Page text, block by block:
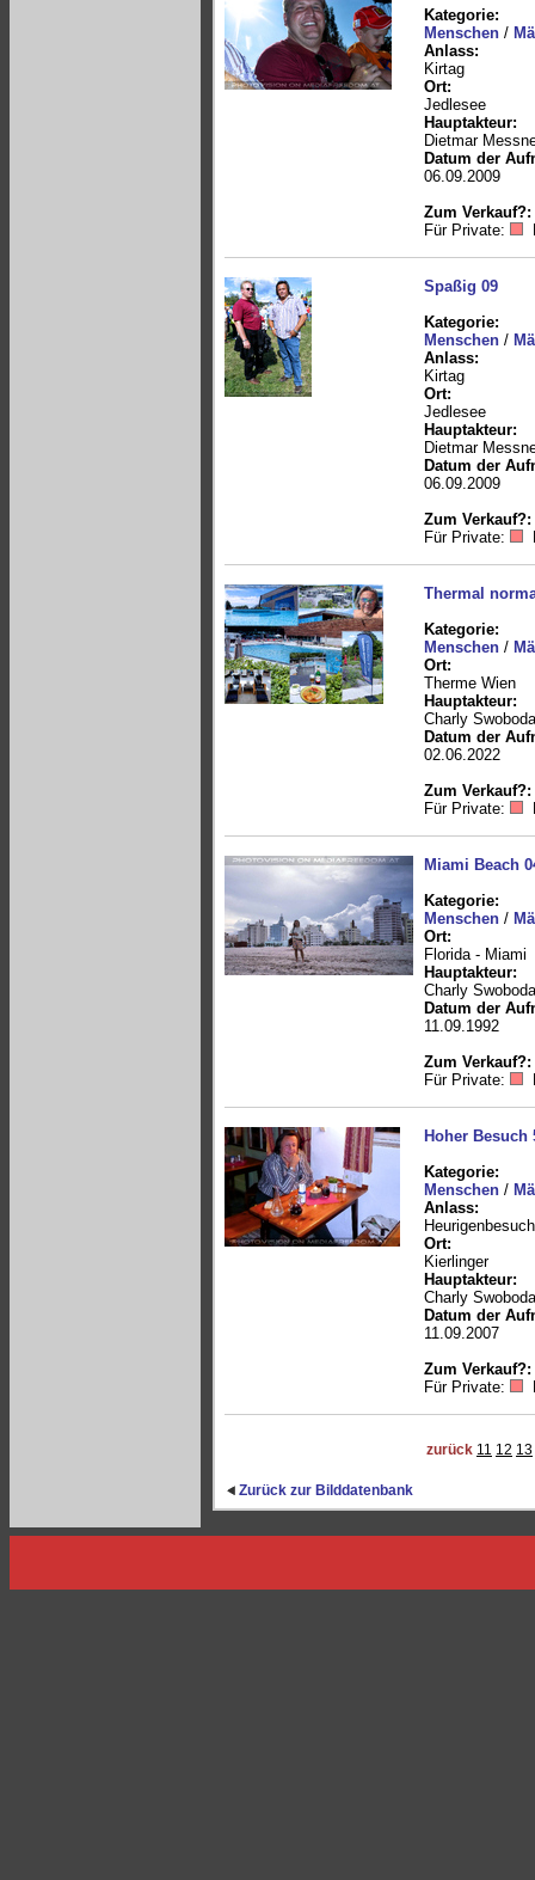
Kategorie:
Menschen /
Anlass:
Kirtag
Ort:
Jedlesee
Hauptakteur:
Dietmar
Datum der
06.09.2009
Zum Verkauf?:
Für Private:
Spaßig 09
Kategorie:
Menschen /
Anlass:
Kirtag
Ort:
Jedlesee
Hauptakteur:
Dietmar
Datum der
06.09.2009
Zum Verkauf?:
Für Private:
Thermal
Kategorie:
Menschen /
Ort:
Therme Wien
Hauptakteur:
Charly Swoboda
Datum der
02.06.2022
Zum Verkauf?:
Für Private:
Miami Beach
Kategorie:
Menschen /
Ort:
Florida - Miami
Hauptakteur:
Charly Swoboda
Datum der
11.09.1992
Zum Verkauf?:
Für Private:
Hoher Besuch
Kategorie:
Menschen /
Anlass:
Heurigenbesuch
Ort:
Kierlinger
Hauptakteur:
Charly Swoboda
Datum der
11.09.2007
Zum Verkauf?:
Für Private:
zurück 11 12 13
Zurück zur Bilddatenbank